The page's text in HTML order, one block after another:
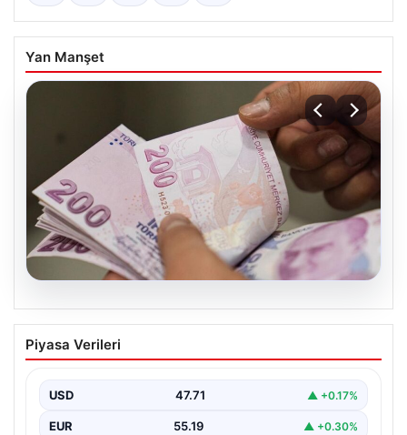
Yan Manşet
07.08.2026
Bayram ikramiyeleri ne zaman yatacak?
2026 Kurban Bayramı emekli ikramiye
Piyasa Verileri
USD 47.71 ▲ +0.17%
EUR 55.19 ▲ +0.30%